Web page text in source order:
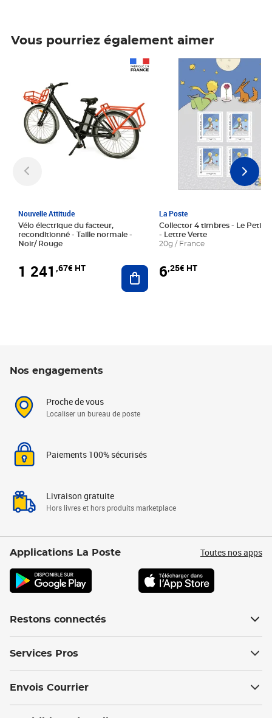
Vous pourriez également aimer
Nouvelle Attitude
Vélo électrique du facteur,
reconditionné - Taille normale -
Noir/ Rouge
1 241 ,67€ HT Ajouter au panier
La Poste
Collector 4 timbres - Le Petit
- Lettre Verte
20g / France
6,25€ HT
Prix 6,25€ HT
Nos engagements
Proche de vous
Localiser un bureau de poste
Paiements 100% sécurisés
Livraison gratuite
Hors livres et hors produits marketplace
Applications La Poste Toutes nos apps
Restons connectés
Services Pros
Envois Courrier